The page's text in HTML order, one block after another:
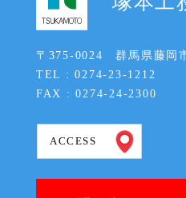
〒375-0024 群馬県藤岡
TEL : 0274-23-1212
FAX : 0274-24-2300
ACCESS